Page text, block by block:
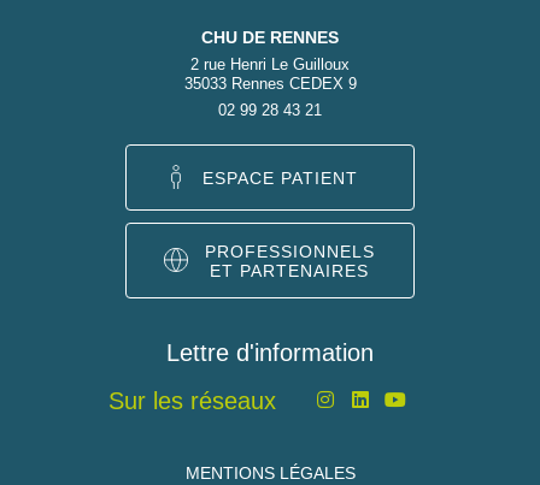
CHU DE RENNES
2 rue Henri Le Guilloux
35033 Rennes CEDEX 9
02 99 28 43 21
ESPACE PATIENT
PROFESSIONNELS
ET PARTENAIRES
Lettre d'information
Sur les réseaux
MENTIONS LÉGALES